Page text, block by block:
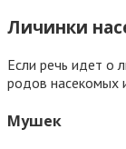
Личинки
Если речь идет о
родов насекомых
Мушек